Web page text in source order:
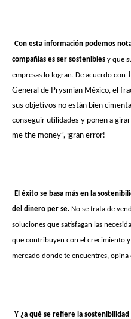
Con esta información podemos
compañías es ser sostenibles y que
empresas lo logran. De acuerdo con
General de Prysmian México, el
sus objetivos no están bien
conseguir utilidades y ponen a
me the money”, ¡gran error!
El éxito se basa más en la
del dinero per se. No se trata de
soluciones que satisfagan las
que contribuyen con el crecimiento
mercado donde te encuentres, opina
Y ¿a qué se refiere la